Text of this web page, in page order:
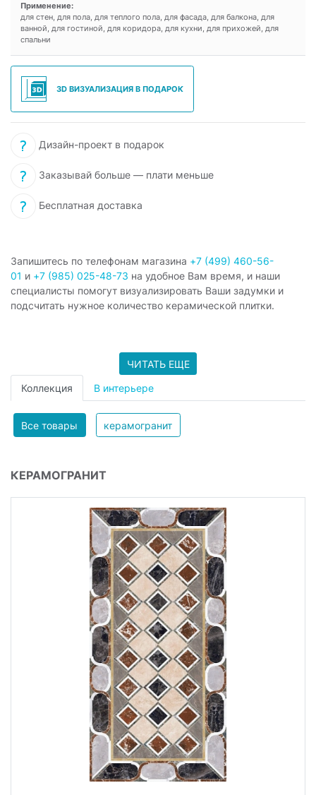
Применение:
для стен, для пола, для теплого пола, для фасада, для балкона, для
ванной, для гостиной, для коридора, для кухни, для прихожей, для
спальни
3D ВИЗУАЛИЗАЦИЯ В ПОДАРОК
Дизайн-проект в подарок
Заказывай больше — плати меньше
Бесплатная доставка
Запишитесь по телефонам магазина +7 (499) 460-56-
01 и +7 (985) 025-48-73 на удобное Вам время, и наши
специалисты помогут визуализировать Ваши задумки и
подсчитать нужное количество керамической плитки.
ЧИТАТЬ ЕЩЕ
Коллекция В интерьере
Все товары керамогранит
КЕРАМОГРАНИТ